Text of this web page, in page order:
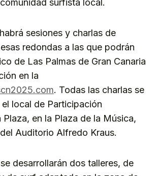
surfista local.
sesiones y charlas de
redondas a las que podrán
de Las Palmas de Gran Canaria
en la
. Todas las charlas se
local de Participación
Plaza, en la Plaza de la Música,
Auditorio Alfredo Kraus.
desarrollarán dos talleres, de